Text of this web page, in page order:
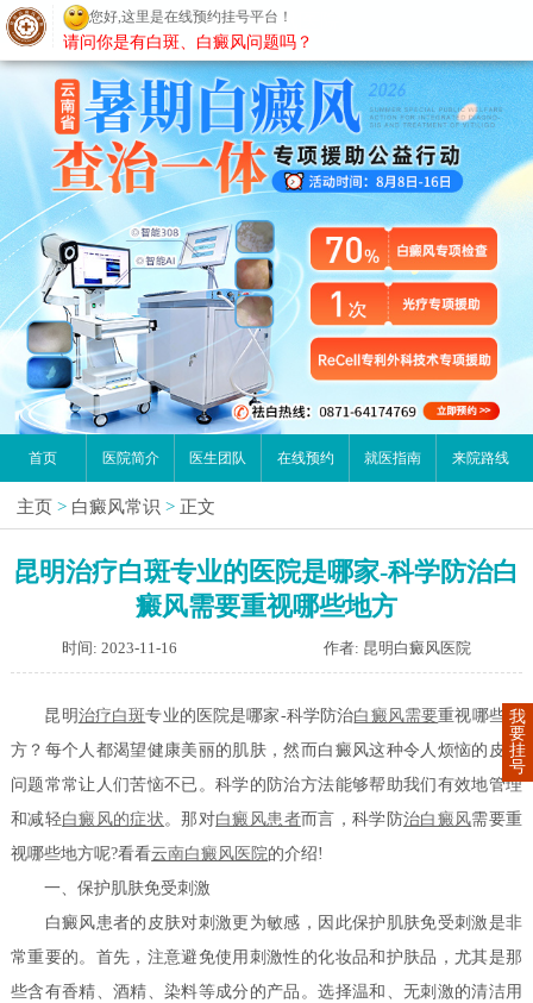
昆明白癜风医院
首页 医院简介 医生团队 在线预约 就医指南 来院路线
主页 > 白癜风常识 > 正文
昆明治疗白斑专业的医院是哪家-科学防治白
癜风需要重视哪些地方
时间: 2023-11-16 作者: 昆明白癜风医院
昆明治疗白斑专业的医院是哪家-科学防治白癜风需要重视哪些地
方？每个人都渴望健康美丽的肌肤，然而白癜风这种令人烦恼的皮肤
问题常常让人们苦恼不已。科学的防治方法能够帮助我们有效地管理
和减轻白癜风的症状。那对白癜风患者而言，科学防治白癜风需要重
视哪些地方呢?看看云南白癜风医院的介绍!
一、保护肌肤免受刺激
白癜风患者的皮肤对刺激更为敏感，因此保护肌肤免受刺激是非
常重要的。首先，注意避免使用刺激性的化妆品和护肤品，尤其是那
些含有香精、酒精、染料等成分的产品。选择温和、无刺激的清洁用
我
要
挂
号
您好,这里是在线预约挂号平台！
请问你是有白斑、白癜风问题吗？